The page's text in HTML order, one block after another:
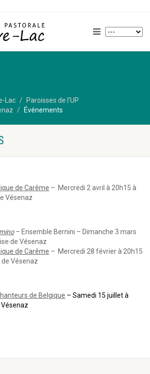
Lac
Paroisses de l’UP
Événements
de Carême – Mercredi 2 avril à 20h15 à
Vésenaz
– Ensemble Bernini – Dimanche 3 mars
de Vésenaz
de Carême – Mercredi 28 février à 20h15
Vésenaz
de Belgique – Samedi 15 juillet à
Vésenaz